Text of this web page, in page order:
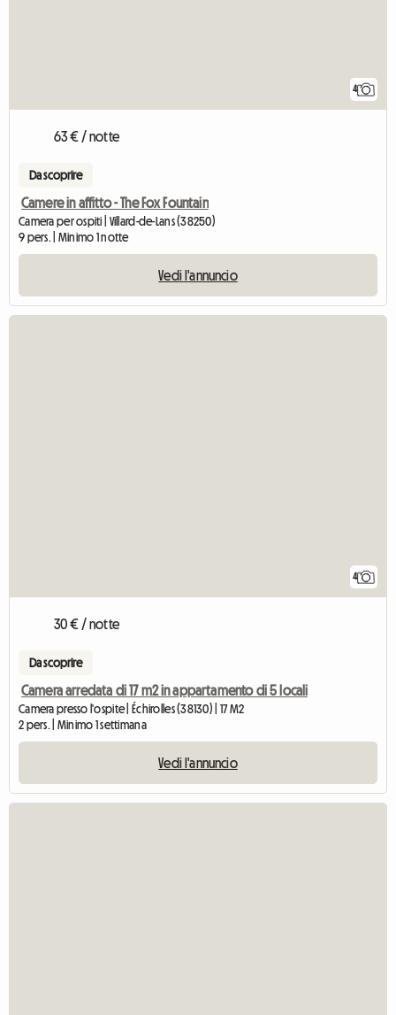
4
63 € / notte
Da scoprire
Camere in affitto - The Fox Fountain
Camera per ospiti | Villard-de-Lans (38250)
9 pers. | Minimo 1 notte
Vedi l'annuncio
4
30 € / notte
Da scoprire
Camera arredata di 17 m2 in appartamento di 5 locali
Camera presso l'ospite | Échirolles (38130) | 17 M2
2 pers. | Minimo 1 settimana
Vedi l'annuncio